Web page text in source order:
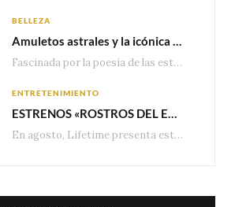
BELLEZA
Amuletos astrales y la icónica colección Zodiaque de Van Cleef & Arpels
Fascinada por la poesía de las estrellas, la Maison Van Cleef & Arpels celebra la llegada de las…
ENTRETENIMIENTO
ESTRENOS «ROSTROS DEL ENGAÑO», ESPECIAL DE LIFETIME MOVIES DONDE NADA NI NADIE ES LO QUE PARECE
En agosto, Lifetime presenta estrenos exclusivos con historias donde las apariencias esconden los secretos más…